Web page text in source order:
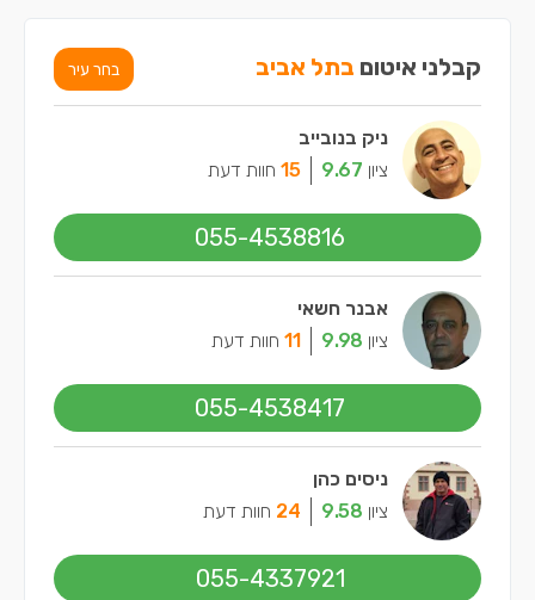
קבלני איטום בתל אביב בחר עיר
ניק בנובייב
ציון 9.67
15 חוות דעת
055-4538816
אבנר חשאי
ציון 9.98
11 חוות דעת
055-4538417
ניסים כהן
ציון 9.58
24 חוות דעת
055-4337921